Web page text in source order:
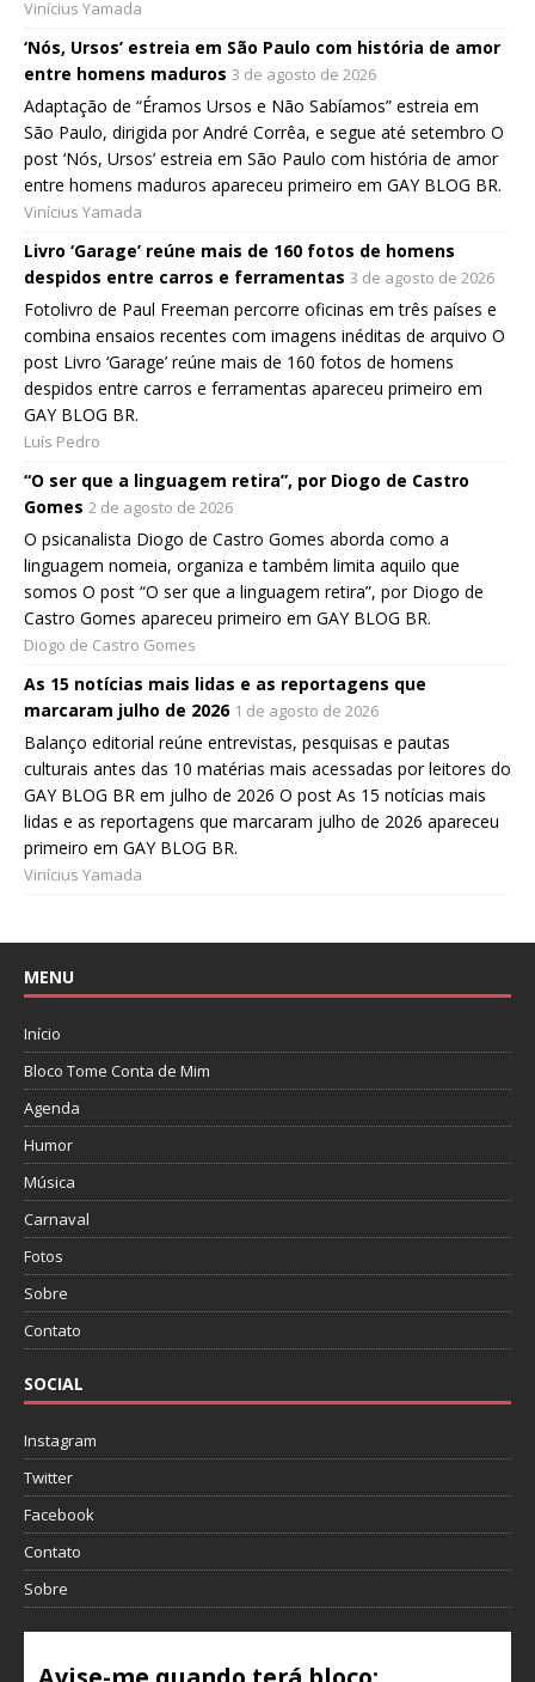
Vinícius Yamada
‘Nós, Ursos’ estreia em São Paulo com história de amor
entre homens maduros 3 de agosto de 2026
Adaptação de “Éramos Ursos e Não Sabíamos” estreia em
São Paulo, dirigida por André Corrêa, e segue até setembro O
post ‘Nós, Ursos’ estreia em São Paulo com história de amor
entre homens maduros apareceu primeiro em GAY BLOG BR.
Vinícius Yamada
Livro ‘Garage’ reúne mais de 160 fotos de homens
despidos entre carros e ferramentas 3 de agosto de 2026
Fotolivro de Paul Freeman percorre oficinas em três países e
combina ensaios recentes com imagens inéditas de arquivo O
post Livro ‘Garage’ reúne mais de 160 fotos de homens
despidos entre carros e ferramentas apareceu primeiro em
GAY BLOG BR.
Luís Pedro
“O ser que a linguagem retira”, por Diogo de Castro
Gomes 2 de agosto de 2026
O psicanalista Diogo de Castro Gomes aborda como a
linguagem nomeia, organiza e também limita aquilo que
somos O post “O ser que a linguagem retira”, por Diogo de
Castro Gomes apareceu primeiro em GAY BLOG BR.
Diogo de Castro Gomes
As 15 notícias mais lidas e as reportagens que
marcaram julho de 2026 1 de agosto de 2026
Balanço editorial reúne entrevistas, pesquisas e pautas
culturais antes das 10 matérias mais acessadas por leitores do
GAY BLOG BR em julho de 2026 O post As 15 notícias mais
lidas e as reportagens que marcaram julho de 2026 apareceu
primeiro em GAY BLOG BR.
Vinícius Yamada
MENU
Início
Bloco Tome Conta de Mim
Agenda
Humor
Música
Carnaval
Fotos
Sobre
Contato
SOCIAL
Instagram
Twitter
Facebook
Contato
Sobre